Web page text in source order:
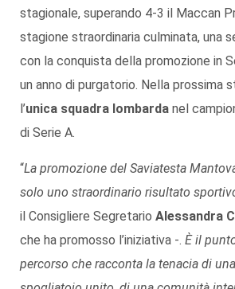
stagionale, superando 4-3 il Maccan
stagione straordinaria culminata, una
con la conquista della promozione in
un anno di purgatorio. Nella prossima
l’unica squadra lombarda nel
di Serie A.
“La promozione del Saviatesta
solo uno straordinario risultato
il Consigliere Segretario Alessandra
che ha promosso l’iniziativa -. È il
percorso che racconta la tenacia di